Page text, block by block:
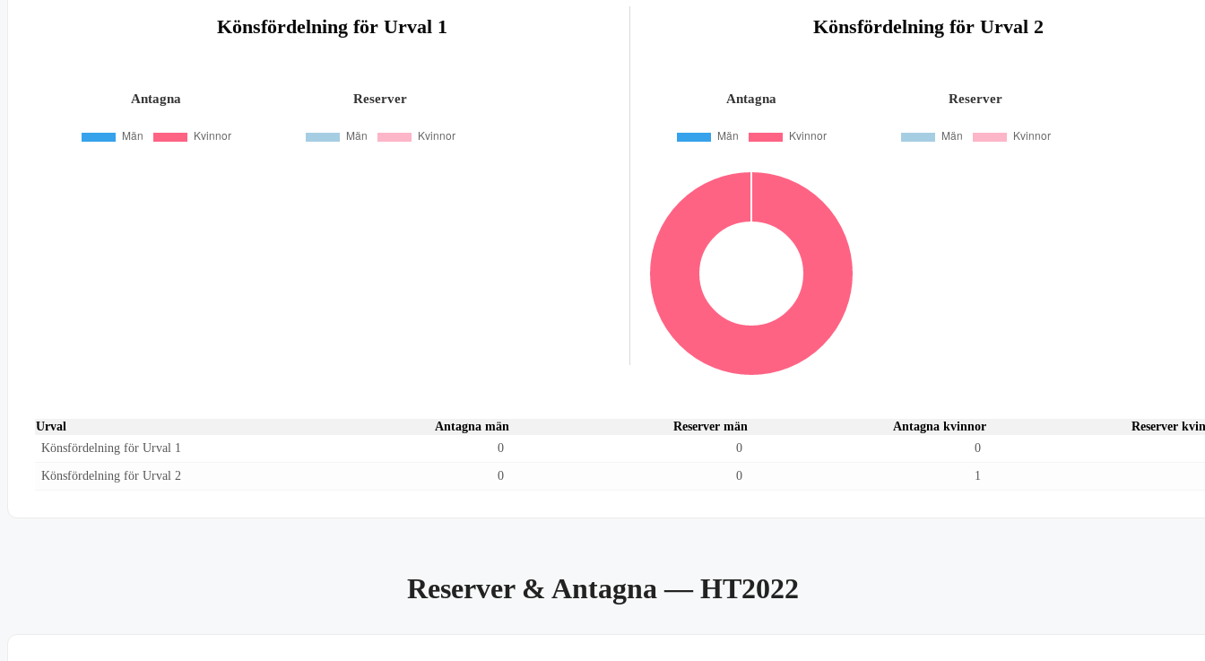
Könsfördelning för Urval 1
Antagna Reserver
Könsfördelning för Urval 2
Antagna Reserver
Urval Antagna män Reserver män Antagna kvinnor
Reserver
Könsfördelning för Urval 1
0 0 0
Könsfördelning för Urval 2 0 0 1
Reserver & Antagna— HT2022